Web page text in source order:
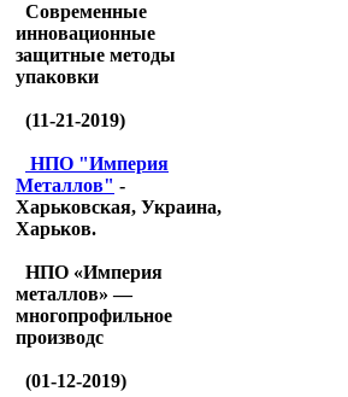
Современные
инновационные
защитные методы
упаковки
(11-21-2019)
НПО "Империя
Металлов" -
Харьковская, Украина,
Харьков.
НПО «Империя
металлов» —
многопрофильное
производс
(01-12-2019)